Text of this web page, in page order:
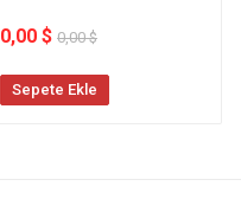
0,00 $ 0,00 $
Sepete Ekle